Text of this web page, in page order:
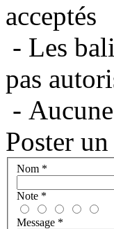
acceptés
- Les
pas
-
Poster
Nom *
Note *
Message *